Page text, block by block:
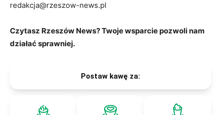
redakcja@rzeszow-news.pl
Czytasz Rzeszów News? Twoje wsparcie pozwoli nam
działać sprawniej.
Postaw kawę za: